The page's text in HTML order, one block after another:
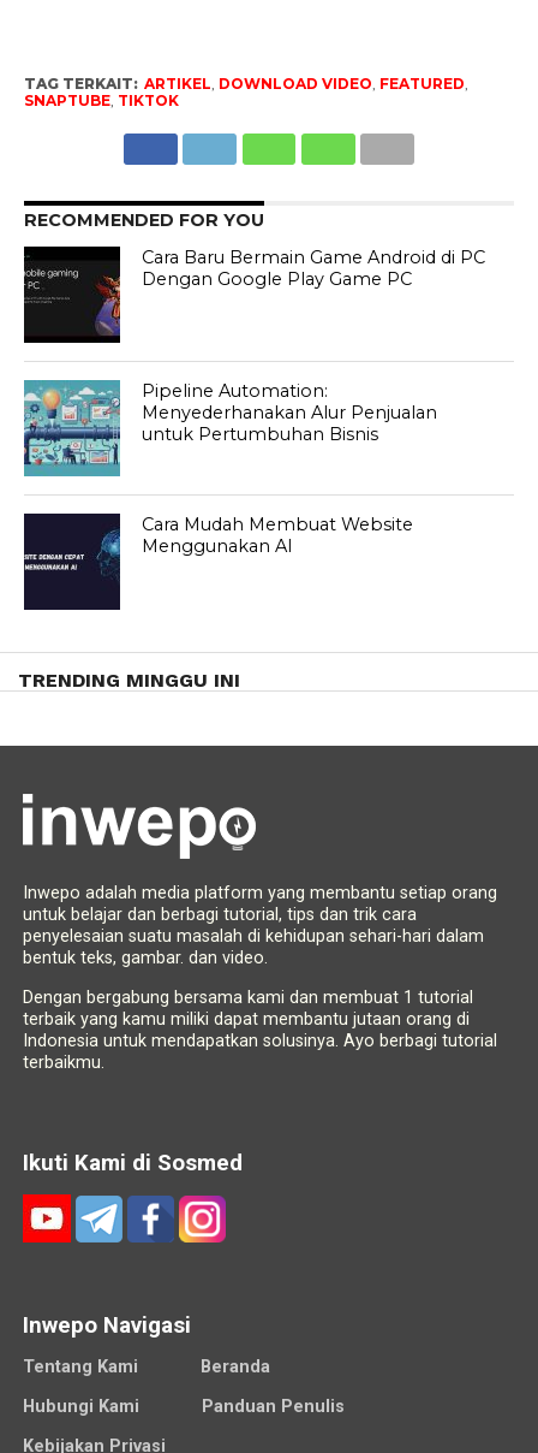
TAG TERKAIT: ARTIKEL DOWNLOAD VIDEO FEATURED
SNAPTUBE, TIKTOK
RECOMMENDED FOR YOU
Cara Baru Bermain Game Android di PC
Dengan Google Play Game PC
Pipeline Automation:
Menyederhanakan Alur Penjualan
untuk Pertumbuhan Bisnis
Cara Mudah Membuat Website
Menggunakan AI
TRENDING MINGGU INI
Inwepo adalah media platform yang membantu setiap orang
untuk belajar dan berbagi tutorial, tips dan trik cara
penyelesaian suatu masalah di kehidupan sehari-hari dalam
bentuk teks, gambar. dan video.
Dengan bergabung bersama kami dan membuat 1 tutorial
terbaik yang kamu miliki dapat membantu jutaan orang di
Indonesia untuk mendapatkan solusinya. Ayo berbagi tutorial
terbaikmu.
Ikuti Kami di Sosmed
Inwepo Navigasi
Tentang Kami
Beranda
Hubungi Kami
Panduan Penulis
Kebijakan Privasi